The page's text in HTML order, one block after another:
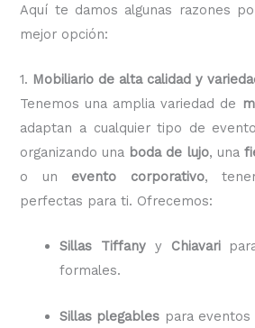
Aquí te damos algunas razones
mejor opción:
1. Mobiliario de alta calidad y
Tenemos una amplia variedad de
adaptan a cualquier tipo de
organizando una boda de lujo, una
o un evento corporativo,
perfectas para ti. Ofrecemos:
Sillas Tiffanyy Chiavari
formales.
Sillas plegables para